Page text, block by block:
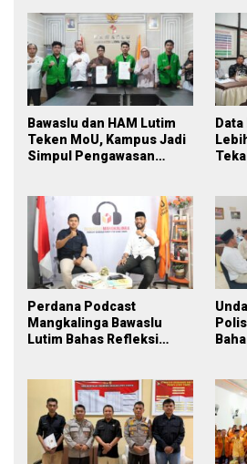
Bawaslu dan HAM Lutim
Teken MoU, Kampus Jadi
Simpul Pengawasan
Perdana Podcast
Mangkalinga Bawaslu
Lutim Bahas Refleksi